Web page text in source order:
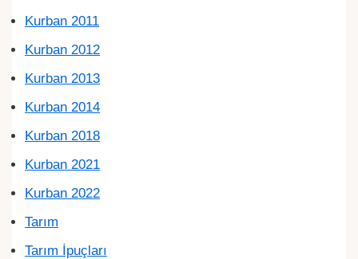
Kurban 2011
Kurban 2012
Kurban 2013
Kurban 2014
Kurban 2018
Kurban 2021
Kurban 2022
Tarım
Tarım İpuçları